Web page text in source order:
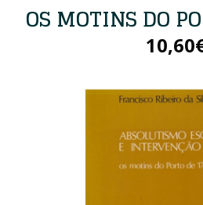
OS MOTINS DO